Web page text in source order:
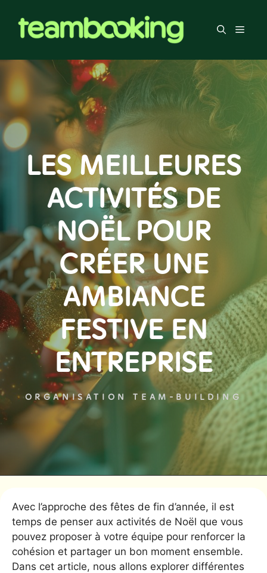
contenu
Menu
LES MEILLEURES
ACTIVITÉS DE
NOËL POUR
CRÉER UNE
AMBIANCE
FESTIVE EN
ENTREPRISE
ORGANISATION TEAM-BUILDING
Avec l’approche des fêtes de fin d’année, il est
temps de penser aux activités de Noël que vous
pouvez proposer à votre équipe pour renforcer la
cohésion et partager un bon moment ensemble.
Dans cet article, nous allons explorer différentes